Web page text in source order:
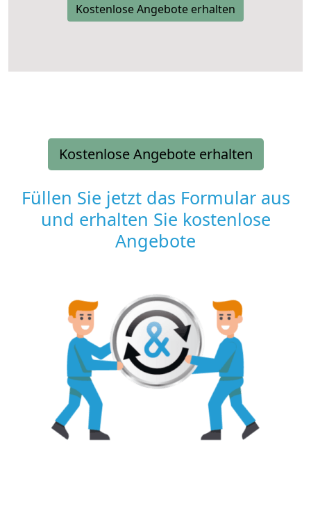
Kostenlose Angebote erhalten
Kostenlose Angebote erhalten
Füllen Sie jetzt das Formular aus
und erhalten Sie kostenlose
Angebote